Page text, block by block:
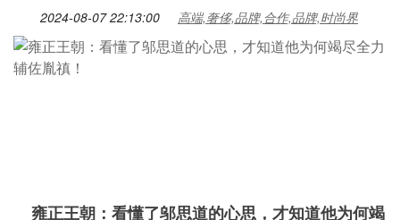
2024-08-07 22:13:00 高端,奢侈,品牌,合作,品牌,时尚界
雍正王朝：看懂了邬思道的心思，才知道他为何竭